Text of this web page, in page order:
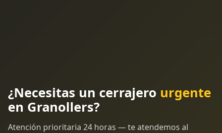
¿Necesitas un cerrajero urgente
en Granollers?
Atención prioritaria 24 horas — te atendemos al